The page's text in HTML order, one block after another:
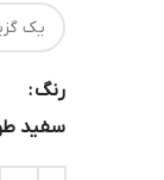
رنگ
سفید